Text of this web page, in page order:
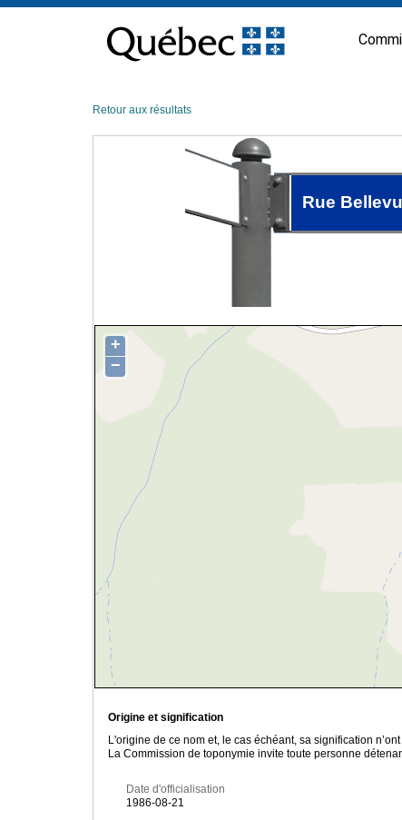
contenu
Retour aux résultats
Rue
+
−
Origine et signification
L'origine de ce nom et, le cas échéant, sa signification
La Commission de toponymie invite toute personne
Date d'officialisation
1986-08-21